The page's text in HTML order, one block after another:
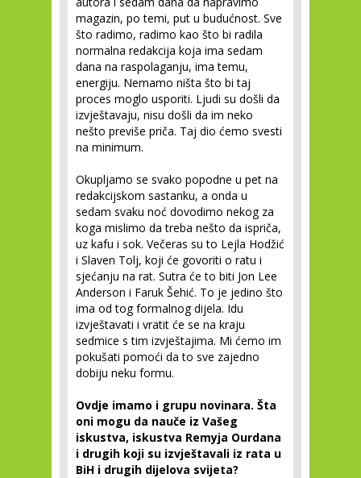
magazin, po temi, put u budućnost. Sve
što radimo, radimo kao što bi radila
normalna redakcija koja ima sedam
dana na raspolaganju, ima temu,
energiju. Nemamo ništa što bi taj
proces moglo usporiti. Ljudi su došli da
izvještavaju, nisu došli da im neko
nešto previše priča. Taj dio ćemo svesti
na minimum.
Okupljamo se svako popodne u pet na
redakcijskom sastanku, a onda u
sedam svaku noć dovodimo nekog za
koga mislimo da treba nešto da ispriča,
uz kafu i sok. Večeras su to Lejla Hodžić
i Slaven Tolj, koji će govoriti o ratu i
sjećanju na rat. Sutra će to biti Jon Lee
Anderson i Faruk Šehić. To je jedino što
ima od tog formalnog dijela. Idu
izvještavati i vratit će se na kraju
sedmice s tim izvještajima. Mi ćemo im
pokušati pomoći da to sve zajedno
dobiju neku formu.
Ovdje imamo i grupu novinara. Šta
oni mogu da nauče iz Vašeg
iskustva, iskustva Remyja Ourdana
i drugih koji su izvještavali iz rata u
BiH i drugih dijelova svijeta?